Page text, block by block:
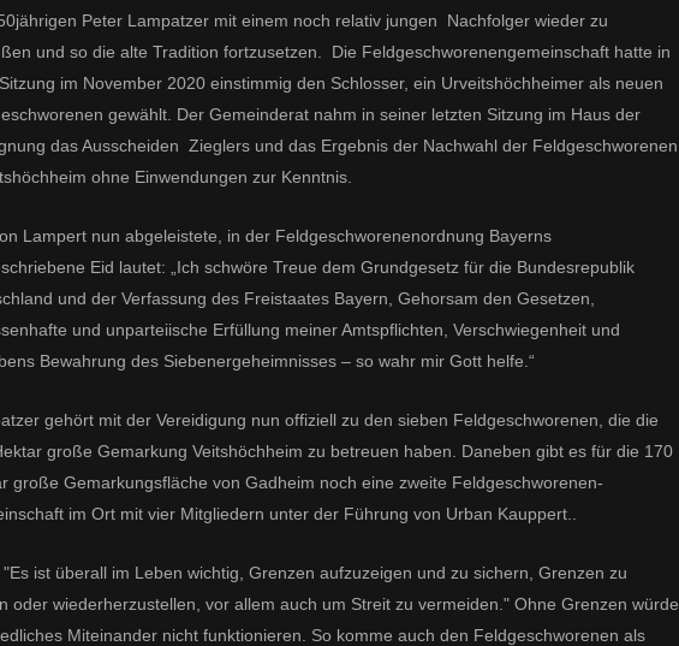
Peter Lampatzer mit einem noch relativ jungen Nachfolger wieder zu
und so die alte Tradition fortzusetzen. Die Feldgeschworenengemeinschaft hatte in
im November 2020 einstimmig den Schlosser, ein Urveitshöchheimer als neuen
gewählt. Der Gemeinderat nahm in seiner letzten Sitzung im Haus der
das Ausscheiden Zieglers und das Ergebnis der Nachwahl der Feldgeschworenen
ohne Einwendungen zur Kenntnis.
Lampert nun abgeleistete, in der Feldgeschworenenordnung Bayerns
Eid lautet: „Ich schwöre Treue dem Grundgesetz für die Bundesrepublik
und der Verfassung des Freistaates Bayern, Gehorsam den Gesetzen,
und unparteiische Erfüllung meiner Amtspflichten, Verschwiegenheit und
Bewahrung des Siebenergeheimnisses – so wahr mir Gott helfe.“
gehört mit der Vereidigung nun offiziell zu den sieben Feldgeschworenen, die die
große Gemarkung Veitshöchheim zu betreuen haben. Daneben gibt es für die 170
große Gemarkungsfläche von Gadheim noch eine zweite Feldgeschworenen-
im Ort mit vier Mitgliedern unter der Führung von Urban Kauppert..
ist überall im Leben wichtig, Grenzen aufzuzeigen und zu sichern, Grenzen zu
oder wiederherzustellen, vor allem auch um Streit zu vermeiden." Ohne Grenzen würde
Miteinander nicht funktionieren. So komme auch den Feldgeschworenen als